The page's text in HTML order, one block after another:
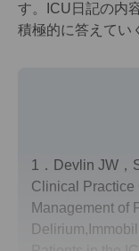
す。ICU日記の内
積極的に答えてい
1．Devlin JW，
Clinical Practice
Management of